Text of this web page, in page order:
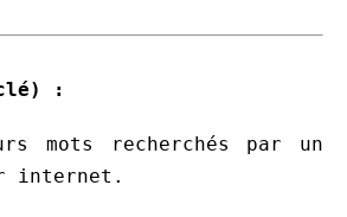
:
mots recherchés par un
internet.